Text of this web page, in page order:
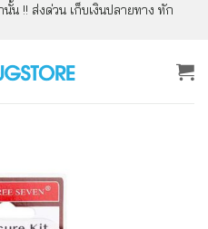
น !! ส่งด่วน เก็บเงินปลายทาง ทัก